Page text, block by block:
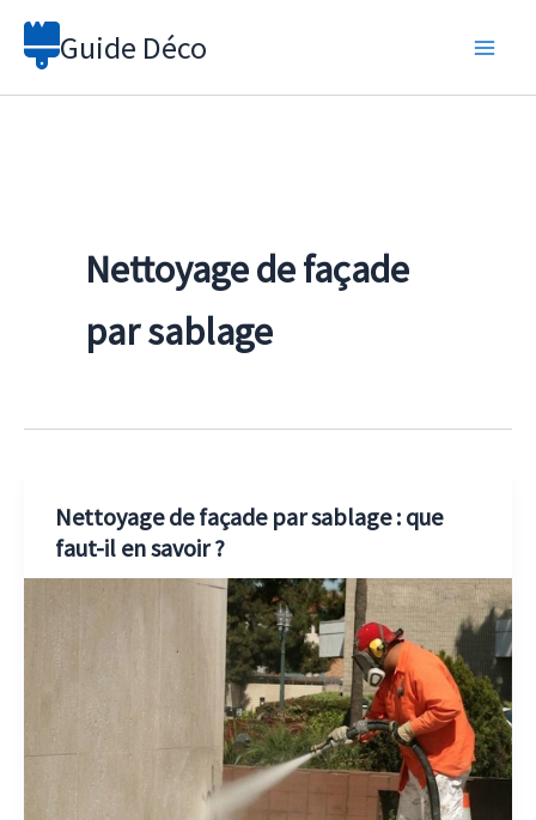
Aller
Guide Déco
Nettoyage de façade
par sablage
Nettoyage de façade par sablage : que
faut-il en savoir ?